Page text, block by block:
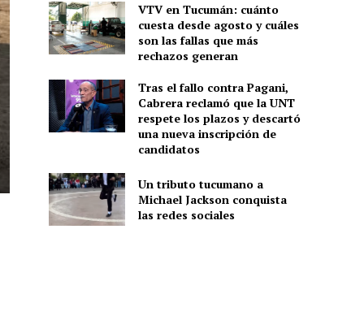
VTV en Tucumán: cuánto
cuesta desde agosto y cuáles
son las fallas que más
rechazos generan
Tras el fallo contra Pagani,
Cabrera reclamó que la UNT
respete los plazos y descartó
una nueva inscripción de
candidatos
Un tributo tucumano a
Michael Jackson conquista
las redes sociales